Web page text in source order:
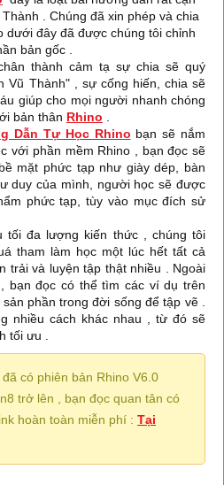
. Chúng đã xin phép và chia
dưới đây đã được chúng tôi chỉnh
bản gốc .
thành cảm tạ sự chia sẽ quý
Vũ Thành" , sự cống hiến, chia sẽ
giúp cho mọi người nhanh chóng
bản thân Rhino
Dẫn Tự Học Rhino bạnsẽ nắm
với phần mềm Rhino , bạn đọc sẽ
mặt phức tạp như giày dép, bàn
duy của mình, người học sẽ được
phức tạp, tùy vào mục đích sử
tối đa lượng kiến thức , chúng tôi
tham làm học một lúc hết tất cả
trải và luyện tập thật nhiều . Ngoài
bạn đọc có thể tìm các ví dụ trên
phần trong đời sống để tập vẽ .
nhiều cách khác nhau , từ đó sẽ
tối ưu .
có phiên bản Rhino V6.0
trở lên , bạn đọc quan tân có
hoàn toàn miễn phí : Tại